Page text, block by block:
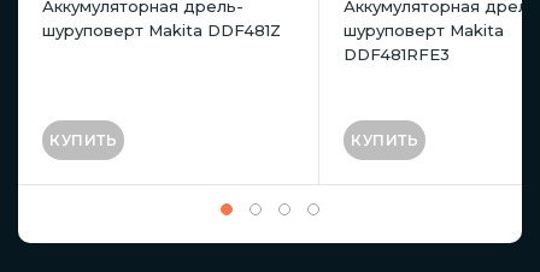
Аккумуляторная дрель-
шуруповерт Makita DDF481Z
КУПИТЬ
Аккумуляторная
шуруповерт Makita
DDF481RFE3
КУПИТЬ